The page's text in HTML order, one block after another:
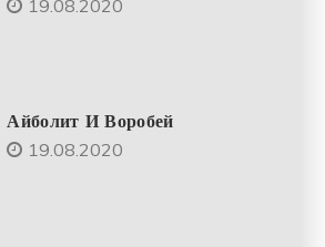
19.08.2020
Айболит И Воробей
19.08.2020